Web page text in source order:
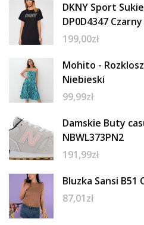
DKNY Sport
DP0D4347
199,00zł
Mohito -
Niebieski
99,99zł
Damskie Buty
NBWL373PN2
191,99zł
Bluzka Sansi B51
87,01zł